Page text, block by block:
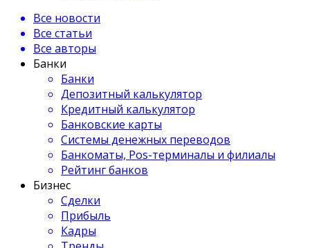
Все новости
Все статьи
Все авторы
Банки
Банки
Депозитный калькулятор
Кредитный калькулятор
Банковские карты
Системы денежных переводов
Банкоматы, Pos-терминалы и филиалы
Рейтинг банков
Бизнес
Сделки
Прибыль
Кадры